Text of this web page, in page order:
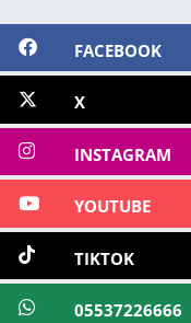
FACEBOOK
X
INSTAGRAM
YOUTUBE
TIKTOK
05537226666